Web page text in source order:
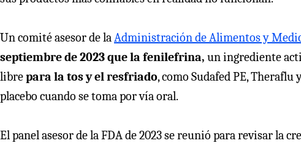
Un comité asesor de laAdministración de Alimentos y
septiembre de 2023 que la fenilefrina, un ingrediente
librepara la tos y el resfriado, como Sudafed PE,
placebo cuando se toma por vía oral.
El panel asesor de la FDA de 2023 se reunió para revisar la